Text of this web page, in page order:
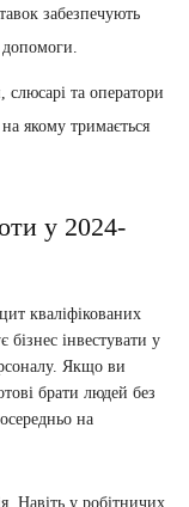
забезпечують
слюсарі та оператори
якому тримається
у 2024-
кваліфікованих
інвестувати у
Якщо ви
брати людей без
на
Навіть у робітничих